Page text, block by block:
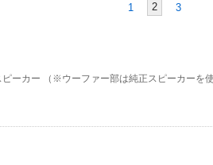
1 2 3
ーカー （※ウーファー部は純正スピーカーを